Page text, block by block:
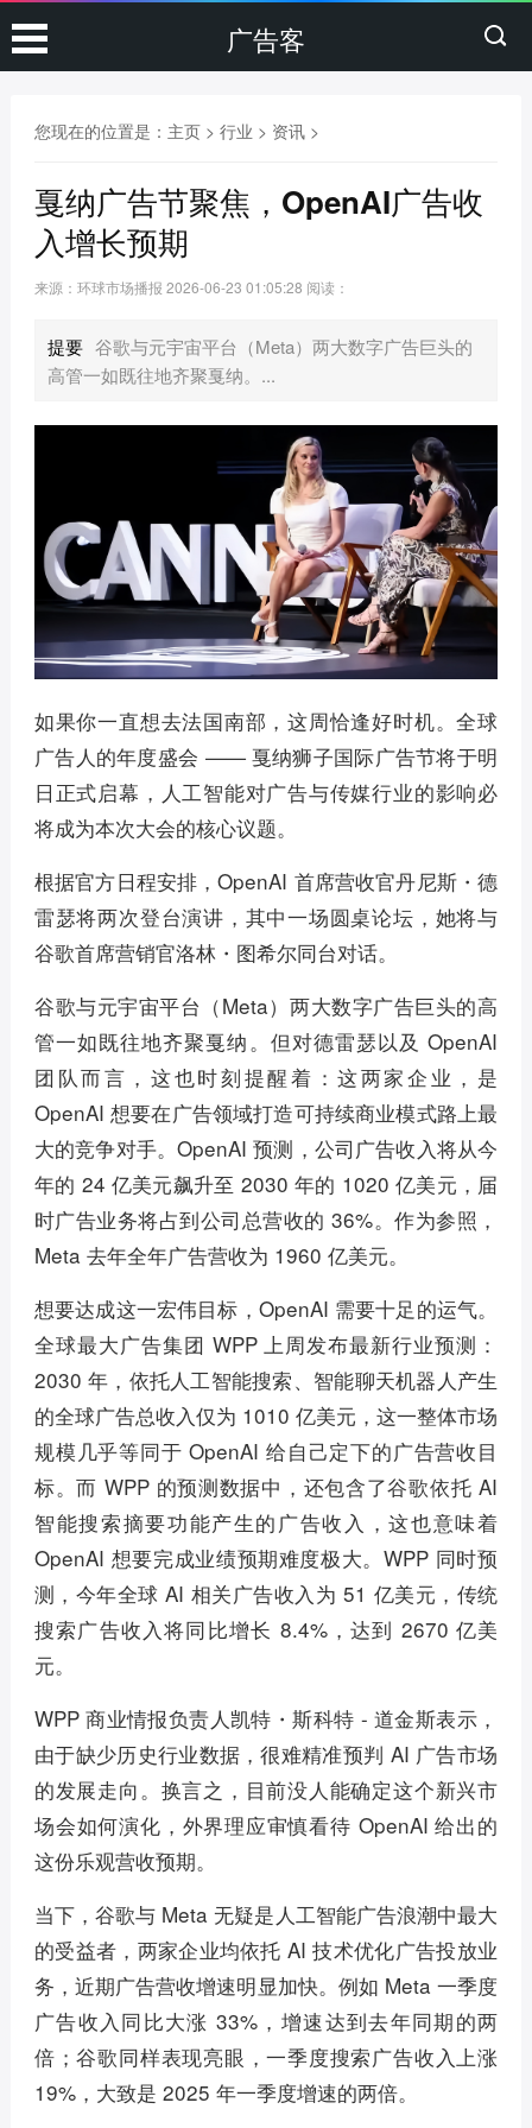
广告客
您现在的位置是： 主页> 行业 > 资讯>
戛纳广告节聚焦，OpenAI广告收
入增长预期
来源：环球市场播报 2026-06-23 01:05:28 阅读：
提要 谷歌与元宇宙平台（Meta）两大数字广告巨头的
高管一如既往地齐聚戛纳。...
如果你一直想去法国南部，这周恰逢好时机。全球
广告人的年度盛会 —— 戛纳狮子国际广告节将于明
日正式启幕，人工智能对广告与传媒行业的影响必
将成为本次大会的核心议题。
根据官方日程安排，OpenAI 首席营收官丹尼斯・德
雷瑟将两次登台演讲，其中一场圆桌论坛，她将与
谷歌首席营销官洛林・图希尔同台对话。
谷歌与元宇宙平台（Meta）两大数字广告巨头的高
管一如既往地齐聚戛纳。但对德雷瑟以及 OpenAI
团队而言，这也时刻提醒着：这两家企业，是
OpenAI 想要在广告领域打造可持续商业模式路上最
大的竞争对手。OpenAI 预测，公司广告收入将从今
年的 24 亿美元飙升至 2030 年的 1020 亿美元，届
时广告业务将占到公司总营收的 36%。作为参照，
Meta 去年全年广告营收为 1960 亿美元。
想要达成这一宏伟目标，OpenAI 需要十足的运气。
全球最大广告集团 WPP 上周发布最新行业预测：
2030 年，依托人工智能搜索、智能聊天机器人产生
的全球广告总收入仅为 1010 亿美元，这一整体市场
规模几乎等同于 OpenAI 给自己定下的广告营收目
标。而 WPP 的预测数据中，还包含了谷歌依托 AI
智能搜索摘要功能产生的广告收入，这也意味着
OpenAI 想要完成业绩预期难度极大。WPP 同时预
测，今年全球 AI 相关广告收入为 51 亿美元，传统
搜索广告收入将同比增长 8.4%，达到 2670 亿美
元。
WPP 商业情报负责人凯特・斯科特 - 道金斯表示，
由于缺少历史行业数据，很难精准预判 AI 广告市场
的发展走向。换言之，目前没人能确定这个新兴市
场会如何演化，外界理应审慎看待 OpenAI 给出的
这份乐观营收预期。
当下，谷歌与 Meta 无疑是人工智能广告浪潮中最大
的受益者，两家企业均依托 AI 技术优化广告投放业
务，近期广告营收增速明显加快。例如 Meta 一季度
广告收入同比大涨 33%，增速达到去年同期的两
倍；谷歌同样表现亮眼，一季度搜索广告收入上涨
19%，大致是 2025 年一季度增速的两倍。